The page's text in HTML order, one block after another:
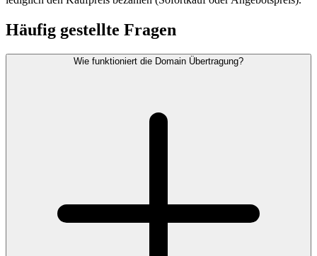
Häufig gestellte Fragen
Wie funktioniert die Domain Übertragung?